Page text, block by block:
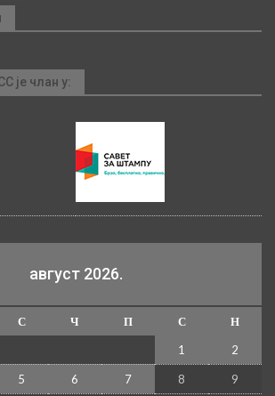
је члан у:
август 2026.
С Ч П С
Н
1
2
5 6 7 8 9